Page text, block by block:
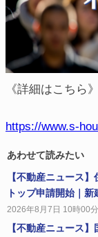
《詳細はこちら》
https://www.s-
あわせて読みたい
【不動産ニュース
トップ申請開始｜
2026年8月7日 10時00分
【不動産ニュース